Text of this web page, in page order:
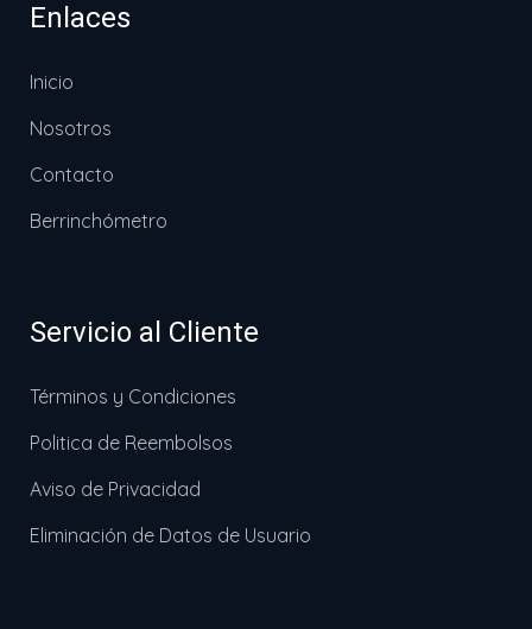
Enlaces
Inicio
Nosotros
Contacto
Berrinchómetro
Servicio al Cliente
Términos y Condiciones
Politica de Reembolsos
Aviso de Privacidad
Eliminación de Datos de Usuario